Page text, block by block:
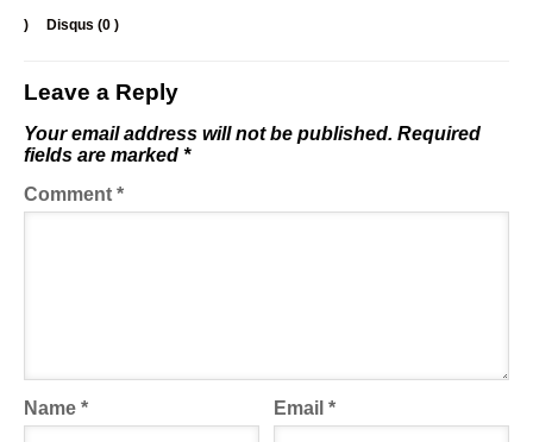
) Disqus (0 )
Leave a Reply
Your email address will not be published. Required
fields are marked *
Comment *
Name * Email*